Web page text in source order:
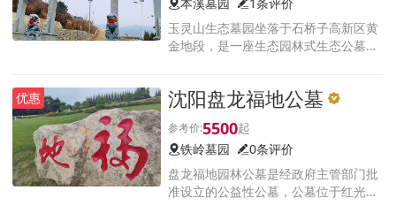
玉灵山生态墓园坐落于石桥子高新区黄
金地段，是一座生态园林式生态公墓，
两个世界的人都满意。
优惠 沈阳盘龙福地公墓
5500
铁岭墓园
0条评价
盘龙福地园林公墓是经政府主管部门批
准设立的公益性公墓，公墓位于红光村